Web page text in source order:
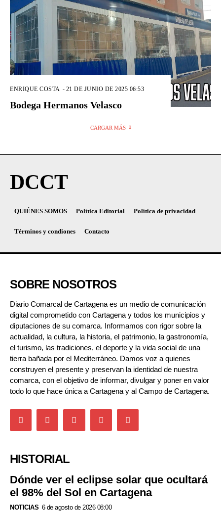
ENRIQUE COSTA - 21 DE JUNIO DE 2025 06:53
Bodega Hermanos Velasco
CARGAR MÁS
DCCT
QUIÉNES SOMOS Política Editorial Política de privacidad
Términos y condiones Contacto
SOBRE NOSOTROS
Diario Comarcal de Cartagena es un medio de comunicación
digital comprometido con Cartagena y todos los municipios y
diputaciones de su comarca. Informamos con rigor sobre la
actualidad, la cultura, la historia, el patrimonio, la gastronomía,
el turismo, las tradiciones, el deporte y la vida social de una
tierra bañada por el Mediterráneo. Damos voz a quienes
construyen el presente y preservan la identidad de nuestra
comarca, con el objetivo de informar, divulgar y poner en valor
todo lo que hace única a Cartagena y al Campo de Cartagena.
HISTORIAL
Dónde ver el eclipse solar que ocultará
el 98% del Sol en Cartagena
NOTICIAS 6 de agosto de 2026 08:00